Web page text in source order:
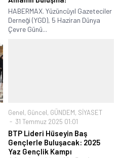
HABERMAX. Yüzüncüyıl Gazeteciler
Derneği (YGD), 5 Haziran Dünya
Çevre Günü...
Genel, Güncel, GÜNDEM, SİYASET
31 Temmuz 2025 01:01
BTP Lideri Hüseyin Baş
Gençlerle Buluşacak: 2025
Yaz Gençlik Kampı